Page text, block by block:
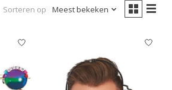
Sorteren op Meest bekeken